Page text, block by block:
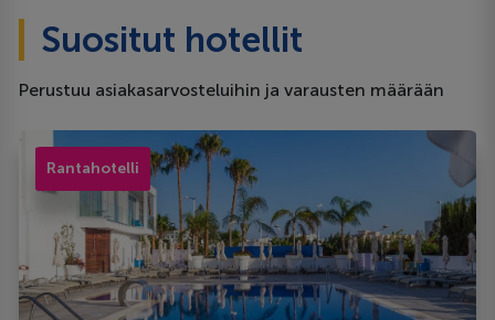
Suositut hotellit
Perustuu asiakasarvosteluihin ja varausten määrään
Rantahotelli